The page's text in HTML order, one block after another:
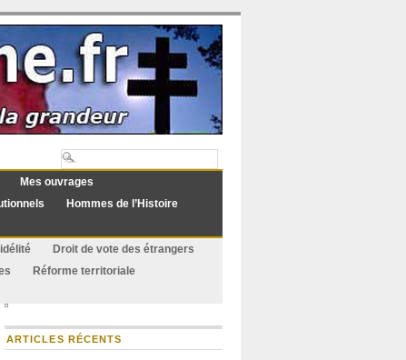
Mes ouvrages
Hommes de l’Histoire
Droit de vote des étrangers
Réforme territoriale
ARTICLES RÉCENTS